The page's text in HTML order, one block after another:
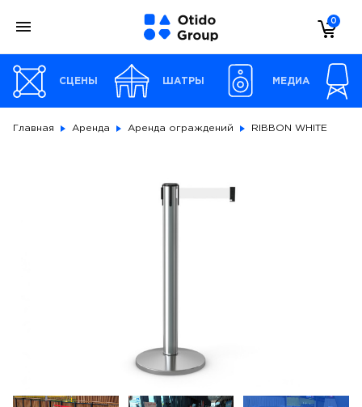
0
СЦЕНЫ ШАТРЫ МЕДИА
Главная Аренда Аренда ограждений RIBBON WHITE